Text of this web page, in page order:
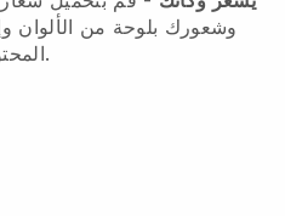
وشعورك بلوحة من الألوان
المحتوى.